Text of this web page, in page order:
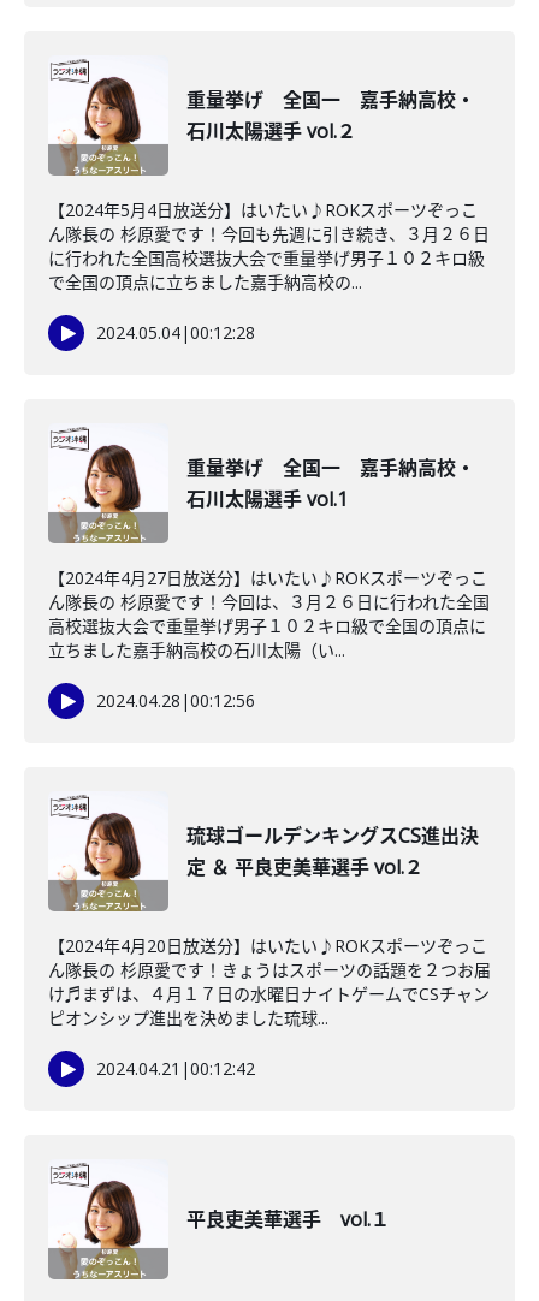
重量挙げ 全国一 嘉手納高校・
石川太陽選手 vol.２
【2024年5月4日放送分】はいたい♪ROKスポーツぞっこ
ん隊長の 杉原愛です！今回も先週に引き続き、３月２６日
に行われた全国高校選抜大会で重量挙げ男子１０２キロ級
で全国の頂点に立ちました嘉手納高校の...
2024.05.04|00:12:28
重量挙げ 全国一 嘉手納高校・
石川太陽選手 vol.1
【2024年4月27日放送分】はいたい♪ROKスポーツぞっこ
ん隊長の 杉原愛です！今回は、３月２６日に行われた全国
高校選抜大会で重量挙げ男子１０２キロ級で全国の頂点に
立ちました嘉手納高校の石川太陽（い...
2024.04.28 |00:12:56
琉球ゴールデンキングスCS進出決
定 ＆ 平良吏美華選手 vol.２
【2024年4月20日放送分】はいたい♪ROKスポーツぞっこ
ん隊長の 杉原愛です！きょうはスポーツの話題を２つお届
け♬まずは、４月１７日の水曜日ナイトゲームでCSチャン
ピオンシップ進出を決めました琉球...
2024.04.21 |00:12:42
平良吏美華選手 vol.１